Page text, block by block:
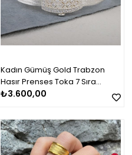
Kadın Gümüş Gold Trabzon
Hasır Prenses Toka 7 Sıra
Bileklik
₺3.600,00